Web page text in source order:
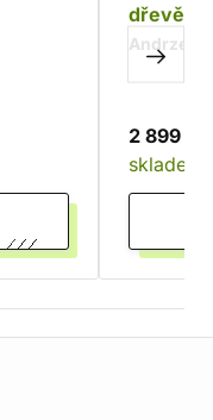
Andrzej
2 899 Kč
skladem